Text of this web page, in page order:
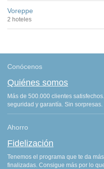
Voreppe
2 hoteles
Conócenos
Quiénes somos
Más de 500.000 clientes
seguridad y garantía. Sin sorpresas.
Ahorro
Fidelización
Tenemos el programa que te da
finalizadas. Consigue más por lo